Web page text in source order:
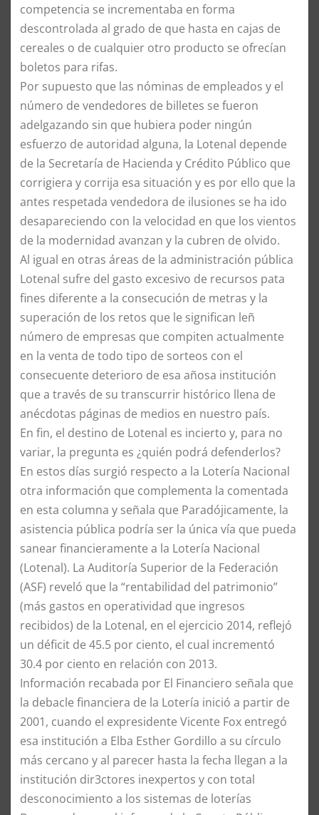
competencia se incrementaba en forma
descontrolada al grado de que hasta en cajas de
cereales o de cualquier otro producto se ofrecían
boletos para rifas.
Por supuesto que las nóminas de empleados y el
número de vendedores de billetes se fueron
adelgazando sin que hubiera poder ningún
esfuerzo de autoridad alguna, la Lotenal depende
de la Secretaría de Hacienda y Crédito Público que
corrigiera y corrija esa situación y es por ello que la
antes respetada vendedora de ilusiones se ha ido
desapareciendo con la velocidad en que los vientos
de la modernidad avanzan y la cubren de olvido.
Al igual en otras áreas de la administración pública
Lotenal sufre del gasto excesivo de recursos pata
fines diferente a la consecución de metras y la
superación de los retos que le significan leñ
número de empresas que compiten actualmente
en la venta de todo tipo de sorteos con el
consecuente deterioro de esa añosa institución
que a través de su transcurrir histórico llena de
anécdotas páginas de medios en nuestro país.
En fin, el destino de Lotenal es incierto y, para no
variar, la pregunta es ¿quién podrá defenderlos?
En estos días surgió respecto a la Lotería Nacional
otra información que complementa la comentada
en esta columna y señala que Paradójicamente, la
asistencia pública podría ser la única vía que pueda
sanear financieramente a la Lotería Nacional
(Lotenal). La Auditoría Superior de la Federación
(ASF) reveló que la “rentabilidad del patrimonio”
(más gastos en operatividad que ingresos
recibidos) de la Lotenal, en el ejercicio 2014, reflejó
un déficit de 45.5 por ciento, el cual incrementó
30.4 por ciento en relación con 2013.
Información recabada por El Financiero señala que
la debacle financiera de la Lotería inició a partir de
2001, cuando el expresidente Vicente Fox entregó
esa institución a Elba Esther Gordillo a su círculo
más cercano y al parecer hasta la fecha llegan a la
institución dir3ctores inexpertos y con total
desconocimiento a los sistemas de loterías